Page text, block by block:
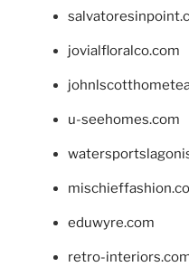
jovialfloralco.com
u-seehomes.com
eduwyre.com
retro-